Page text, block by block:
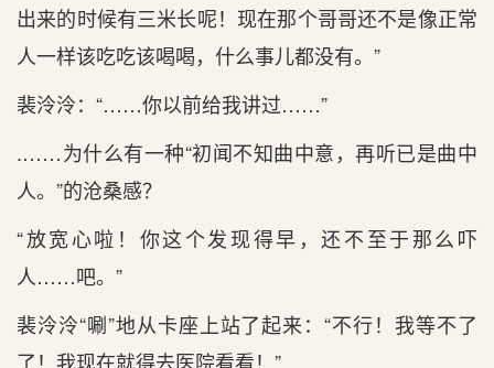
出来的时候有三米长呢！现在那个哥哥还不是像正常
人一样该吃吃该喝喝，什么事儿都没有。”
裴泠泠：“……你以前给我讲过……”
.……为什么有一种“初闻不知曲中意，再听已是曲中
人。”的沧桑感？
“放宽心啦！你这个发现得早，还不至于那么吓
人……吧。”
裴泠泠“唰”地从卡座上站了起来：“不行！我等不了
了！我现在就得去医院看看！”